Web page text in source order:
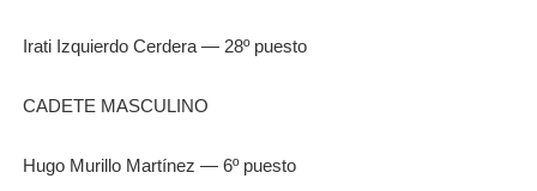
Irati Izquierdo Cerdera — 28º puesto
CADETE MASCULINO
Hugo Murillo Martínez — 6º puesto